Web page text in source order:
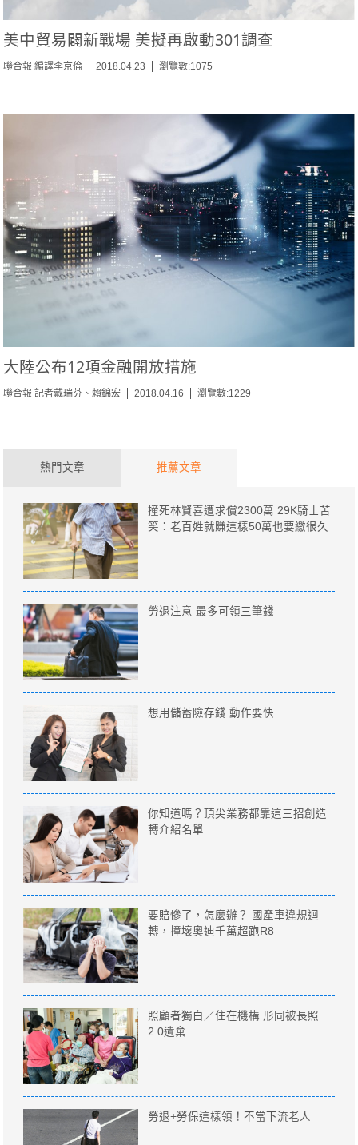
美中貿易闢新戰場 美擬再啟動301調查
聯合報 編譯李京倫 2018.04.23 瀏覽數:1075
大陸公布12項金融開放措施
聯合報 記者戴瑞芬、賴錦宏 2018.04.16 瀏覽數:1229
熱門文章 推薦文章
撞死林賢喜遭求償2300萬 29K騎士苦
笑：老百姓就賺這樣50萬也要繳很久
勞退注意 最多可領三筆錢
想用儲蓄險存錢 動作要快
你知道嗎？頂尖業務都靠這三招創造
轉介紹名單
要賠慘了，怎麼辦？ 國產車違規迴
轉，撞壞奧迪千萬超跑R8
照顧者獨白／住在機構 形同被長照
2.0遺棄
勞退+勞保這樣領！不當下流老人